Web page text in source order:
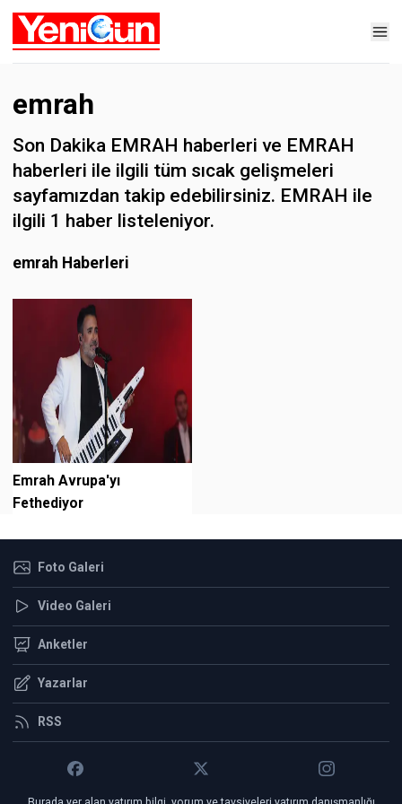
emrah
Son Dakika EMRAH haberleri ve EMRAH
haberleri ile ilgili tüm sıcak gelişmeleri
sayfamızdan takip edebilirsiniz. EMRAH ile
ilgili 1 haber listeleniyor.
emrah Haberleri
Emrah Avrupa'yı
Fethediyor
Foto Galeri
Video Galeri
Anketler
Yazarlar
RSS